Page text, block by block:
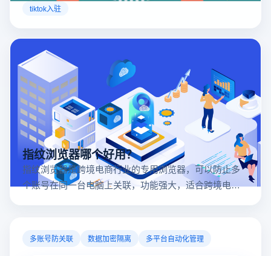
店已覆盖美国、英国及东南亚地区，因此了解官方网站
tiktok入驻
指纹浏览器哪个好用？
指纹浏览器是跨境电商行业的专用浏览器，可以防止多
个账号在同一台电脑上关联，功能强大，适合跨境电商
多账号防关联 数据加密隔离 多平台自动化管理